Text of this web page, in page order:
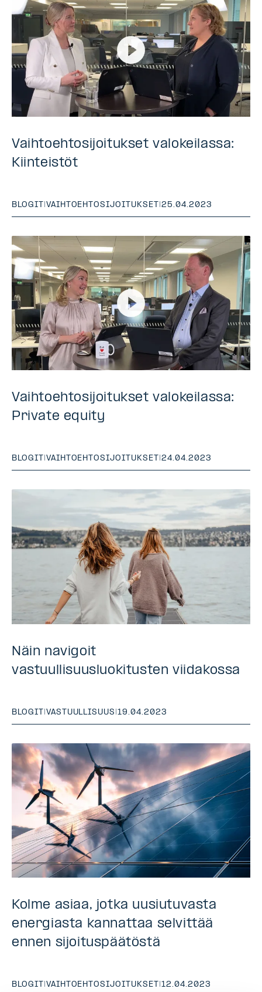
Vaihtoehtosijoitukset valokeilassa:
Kiinteistöt
BLOGIT |VAIHTOEHTOSIJOITUKSET |25.04.2023
Vaihtoehtosijoitukset valokeilassa:
Private equity
BLOGIT |VAIHTOEHTOSIJOITUKSET |24.04.2023
Näin navigoit
vastuullisuusluokitusten viidakossa
BLOGIT VASTUULLISUUS |19.04.2023
Kolme asiaa, jotka uusiutuvasta
energiasta kannattaa selvittää
ennen sijoituspäätöstä
BLOGIT |VAIHTOEHTOSIJOITUKSET |12.04.2023